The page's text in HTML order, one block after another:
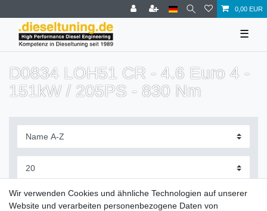
0,00 EUR
☰
D0834 LOH51 CR - 4.6 Euro 4 -
151kW / 205PS - 830 Nm
Filter
Wir verwenden Cookies und ähnliche Technologien auf unserer
Website und verarbeiten personenbezogene Daten von